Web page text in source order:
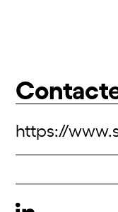
https://